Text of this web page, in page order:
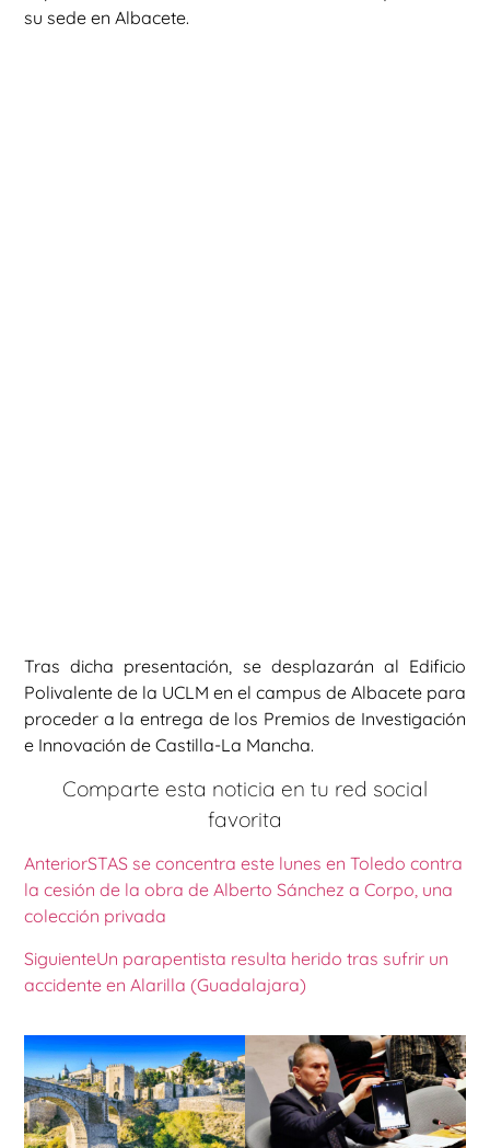
su sede en Albacete.
Tras dicha presentación, se desplazarán al Edificio
Polivalente de la UCLM en el campus de Albacete para
proceder a la entrega de los Premios de Investigación
e Innovación de Castilla-La Mancha.
Comparte esta noticia en tu red social
favorita
AnteriorSTAS se concentra este lunes en Toledo contra
la cesión de la obra de Alberto Sánchez a Corpo, una
colección privada
SiguienteUn parapentista resulta herido tras sufrir un
accidente en Alarilla (Guadalajara)